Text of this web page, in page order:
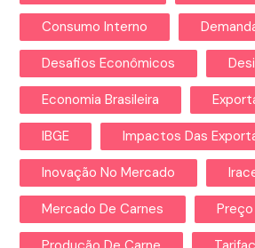
Consumo Interno
Desafios Econômicos
Economia Brasileira
IBGE Impactos Das
Inovação No Mercado
Mercado De Carnes